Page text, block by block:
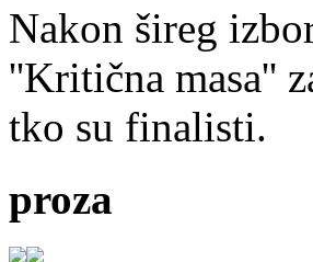
Nakon šireg
''Kritična masa''
tko su finalisti.
proza